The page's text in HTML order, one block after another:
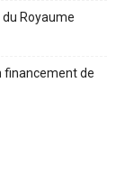
Royaume
financement de